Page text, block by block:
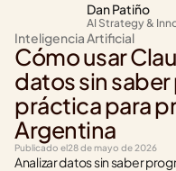
Dan Patiño
AI Strategy &
Inteligencia Artificial
Cómo usar
datos sin
práctica para
Argentina
Publicado el28 de mayo de 2026
Analizar datos sin saber